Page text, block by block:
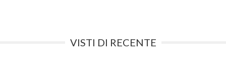
VISTI DI RECENTE